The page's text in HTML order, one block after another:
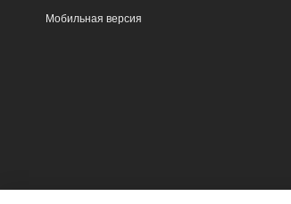
Мобильная версия